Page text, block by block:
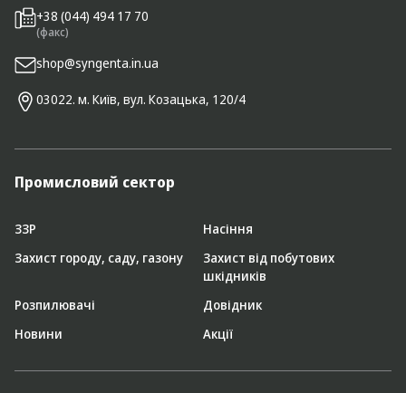
+38 (044) 494 17 70
(факс)
shop@syngenta.in.ua
03022. м. Київ, вул. Козацька, 120/4
Промисловий сектор
ЗЗР
Насіння
Захист городу, саду, газону
Захист від побутових
шкідників
Розпилювачі
Довідник
Новини
Акції